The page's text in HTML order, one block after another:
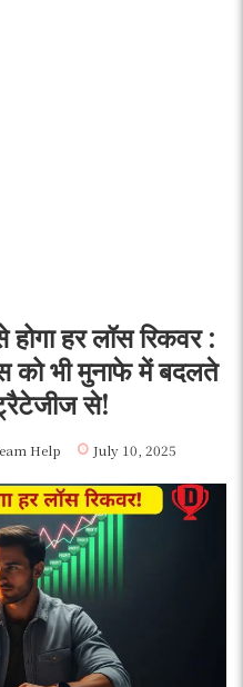
हर लॉस रिकवर :
को भी मुनाफे में बदलते
से!
Help July 10, 2025